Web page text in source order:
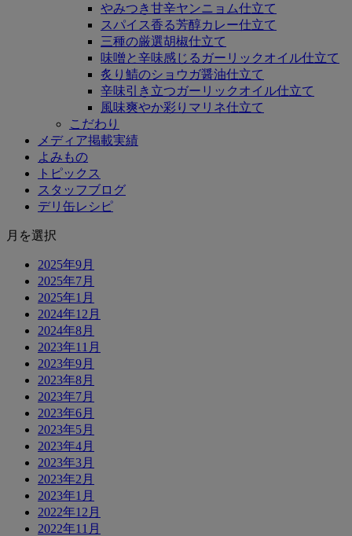
やみつき甘辛ヤンニョム仕立て
スパイス香る芳醇カレー仕立て
三種の厳選胡椒仕立て
味噌と辛味感じるガーリックオイル仕立て
炙り鯖のショウガ醤油仕立て
辛味引き立つガーリックオイル仕立て
風味爽やか彩りマリネ仕立て
こだわり
メディア掲載実績
よみもの
トピックス
スタッフブログ
デリ缶レシピ
月を選択
2025年9月
2025年7月
2025年1月
2024年12月
2024年8月
2023年11月
2023年9月
2023年8月
2023年7月
2023年6月
2023年5月
2023年4月
2023年3月
2023年2月
2023年1月
2022年12月
2022年11月